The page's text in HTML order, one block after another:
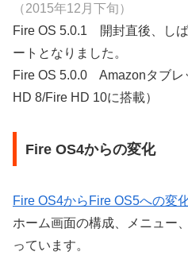
（2015年12月下旬）
Fire OS 5.0.1 開封直後、し
ートとなりました。
Fire OS 5.0.0 Amazonタブレ
HD 8/Fire HD 10に搭載）
Fire OS4からの変化
Fire OS4からFire OS5への変
ホーム画面の構成、メニュー
っています。